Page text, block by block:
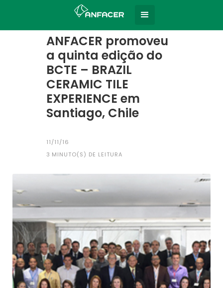
Todas as notícias
ANFACER promoveu
a quinta edição do
BCTE – BRAZIL
CERAMIC TILE
EXPERIENCE em
Santiago, Chile
11/11/16
3 MINUTO(S) DE LEITURA